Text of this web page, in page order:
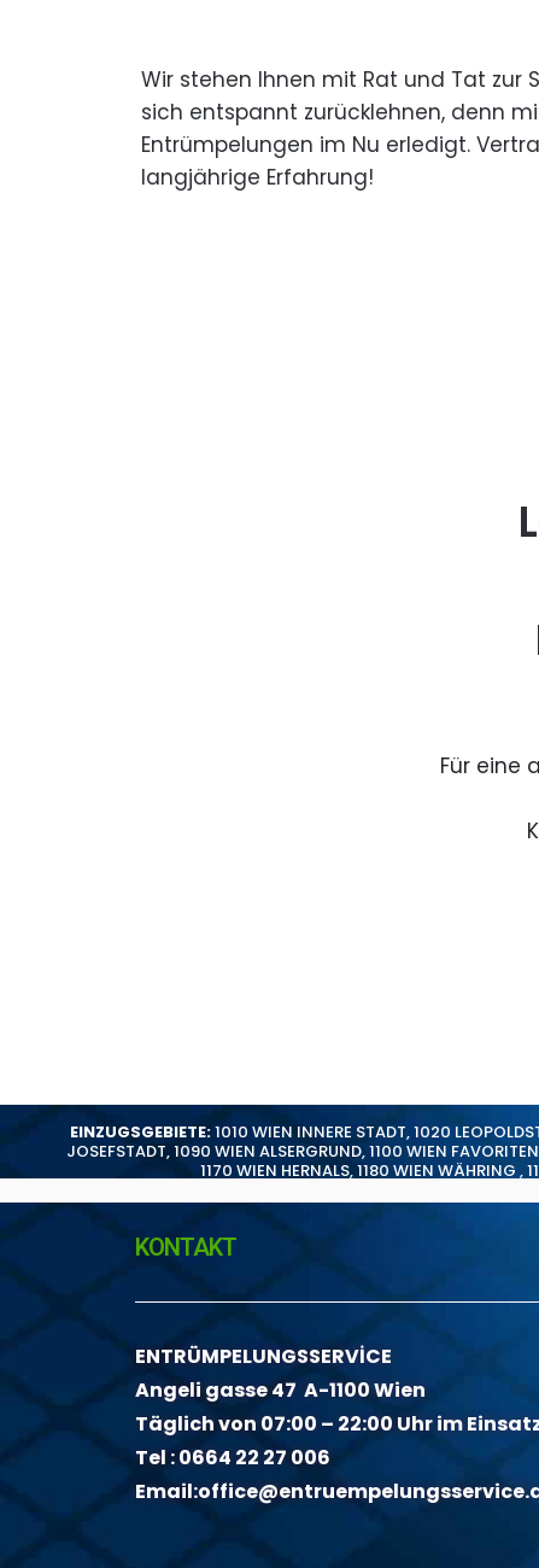
Wir stehen Ihnen mit Rat und Tat zur
sich entspannt zurücklehnen, denn
Entrümpelungen im Nu erledigt.
langjährige Erfahrung!
Für eine
EINZUGSGEBIETE:1010 WIEN INNERE STADT,1020
JOSEFSTADT,1090 WIEN ALSERGRUND,1100 WIEN FAVORITEN
1170 WIEN HERNALS,1180 WIEN WÄHRING ,
KONTAKT
ENTRÜMPELUNGSSERVİCE
Angeli gasse 47 A-1100 Wien
Täglich von 07:00 – 22:00 Uhr im
Tel :0664 22 27 006
Email: